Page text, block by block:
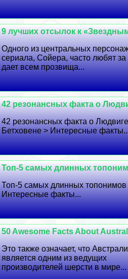
9 лучших отсылок к
Одного из центральных
сериала, Сойера, часто любят за
дает всем прозвища...
42 резонансных факта о
42 резонансных факта о
Бетховене > Интересные
Топ-5 самых длинных
Топ-5 самых длинных
Интересные факты...
50 Awesome Facts About
Это также означает, что
является одним из ведущих
производителей шерсти в мире...